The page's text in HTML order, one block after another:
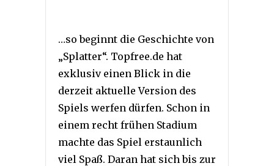
…so beginnt die Geschichte von
„Splatter“. Topfree.de hat
exklusiv einen Blick in die
derzeit aktuelle Version des
Spiels werfen dürfen. Schon in
einem recht frühen Stadium
machte das Spiel erstaunlich
viel Spaß. Daran hat sich bis zur